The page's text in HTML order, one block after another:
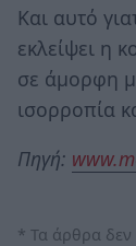
Και αυτό
εκλείψει η
σε άμορφη
ισορροπία
Πηγή:
* Τα άρθρα